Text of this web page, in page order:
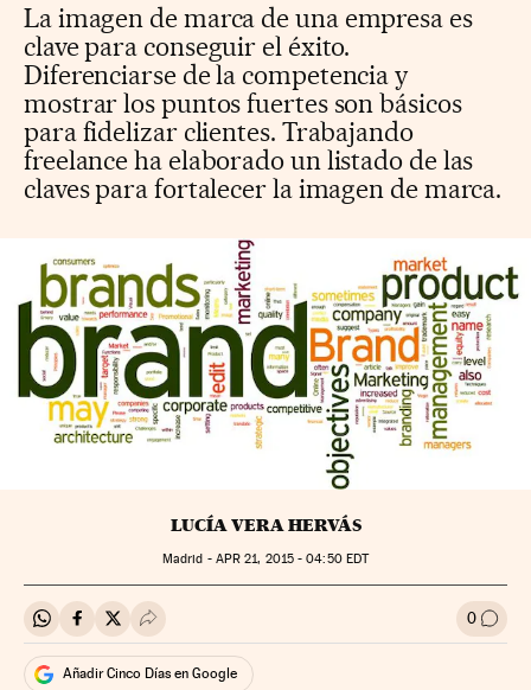
La imagen de marca de una empresa es
clave para conseguir el éxito.
Diferenciarse de la competencia y
mostrar los puntos fuertes son básicos
para fidelizar clientes. Trabajando
freelance ha elaborado un listado de las
claves para fortalecer la imagen de marca.
LUCÍA VERA HERVÁS
Madrid - APR 21, 2015 - 04:50EDT
Compartir en Whatsapp
Compartir en Facebook
Compartir en Twitter
Desplegar Redes Sociales 0 Ir a
Añadir Cinco Días en Google